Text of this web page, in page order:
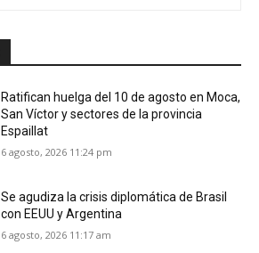
Ratifican huelga del 10 de agosto en Moca,
San Víctor y sectores de la provincia
Espaillat
6 agosto, 2026 11:24 pm
Se agudiza la crisis diplomática de Brasil
con EEUU y Argentina
6 agosto, 2026 11:17 am